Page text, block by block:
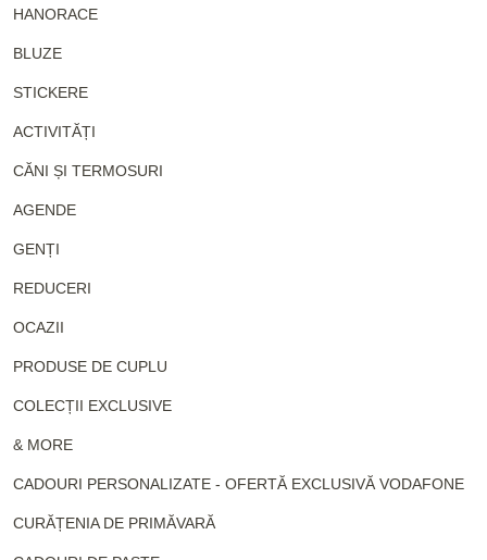
HANORACE
BLUZE
STICKERE
ACTIVITĂȚI
CĂNI ȘI TERMOSURI
AGENDE
GENȚI
REDUCERI
OCAZII
PRODUSE DE CUPLU
COLECȚII EXCLUSIVE
& MORE
CADOURI PERSONALIZATE - OFERTĂ EXCLUSIVĂ VODAFONE
CURĂȚENIA DE PRIMĂVARĂ